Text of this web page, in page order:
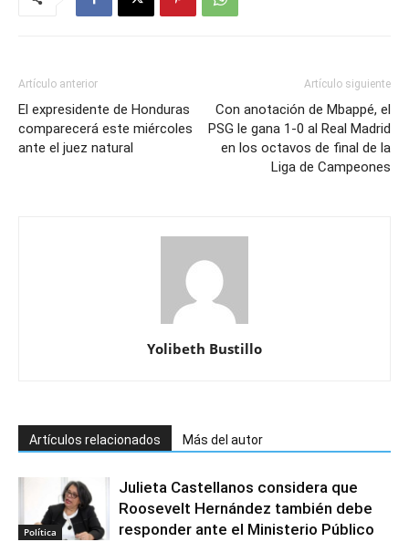
Artículo anterior
El expresidente de Honduras
comparecerá este miércoles
ante el juez natural
Artículo siguiente
Con anotación de Mbappé, el
PSG le gana 1-0 al Real Madrid
en los octavos de final de la
Liga de Campeones
Yolibeth Bustillo
Artículos relacionados Más del autor
Política
Julieta Castellanos considera que
Roosevelt Hernández también debe
responder ante el Ministerio Público